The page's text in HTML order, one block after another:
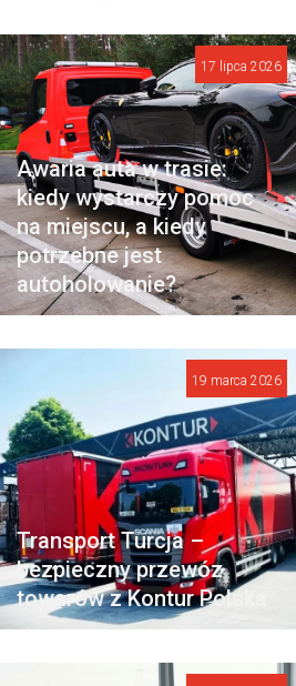
Awaria auta w trasie:
kiedy wystarczy pomoc
na miejscu, a kiedy
potrzebne jest
autoholowanie?
17 lipca 2026
Transport Turcja –
bezpieczny przewóz
towarów z Kontur Polska
19 marca 2026